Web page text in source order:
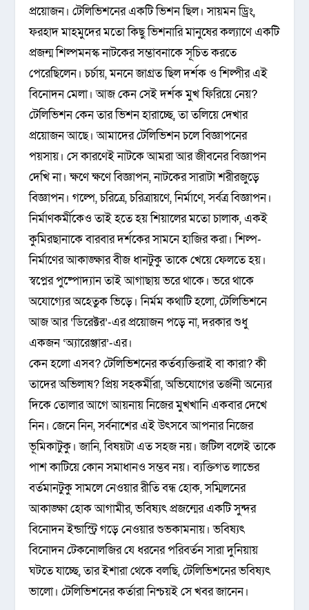
প্রয়োজন। টেলিভিশনের একটি ভিশন ছিল। সায়মন ড্রিং,
ফরহাদ মাহমুদের মতো কিছু ভিশনারি মানুষের কল্যাণে একটি
প্রজন্ম শিল্পমনস্ক নাটকের সম্ভাবনাকে সূচিত করতে
পেরেছিলেন। চর্চায়, মননে জাগ্রত ছিল দর্শক ও শিল্পীর এই
বিনোদন মেলা। আজ কেন সেই দর্শক মুখ ফিরিয়ে নেয়?
টেলিভিশন কেন তার ভিশন হারাচ্ছে, তা তলিয়ে দেখার
প্রয়োজন আছে। আমাদের টেলিভিশন চলে বিজ্ঞাপনের
পয়সায়। সে কারণেই নাটকে আমরা আর জীবনের বিজ্ঞাপন
দেখি না। ক্ষণে ক্ষণে বিজ্ঞাপন, নাটকের সারাটা শরীরজুড়ে
বিজ্ঞাপন। গল্পে, চরিত্রে, চরিত্রায়ণে, নির্মাণে, সর্বত্র বিজ্ঞাপন।
নির্মাণকর্মীকেও তাই হতে হয় শিয়ালের মতো চালাক, একই
কুমিরছানাকে বারবার দর্শকের সামনে হাজির করা। শিল্প-
নির্মাণের আকাঙ্ক্ষার বীজ ধানটুকু তাকে খেয়ে ফেলতে হয়।
স্বপ্নের পুষ্পোদ্যান তাই আগাছায় ভরে থাকে। ভরে থাকে
অযোগ্যের অহেতুক ভিড়ে। নির্মম কথাটি হলো, টেলিভিশনে
আজ আর ‘ডিরেক্টর’-এর প্রয়োজন পড়ে না, দরকার শুধু
একজন ‘অ্যারেঞ্জার’-এর।
কেন হলো এসব? টেলিভিশনের কর্তব্যক্তিরাই বা কারা? কী
তাদের অভিলাষ? প্রিয় সহকর্মীরা, অভিযোগের তর্জনী অন্যের
দিকে তোলার আগে আয়নায় নিজের মুখখানি একবার দেখে
নিন। জেনে নিন, সর্বনাশের এই উৎসবে আপনার নিজের
ভূমিকাটুকু। জানি, বিষয়টা এত সহজ নয়। জটিল বলেই তাকে
পাশ কাটিয়ে কোন সমাধানও সম্ভব নয়। ব্যক্তিগত লাভের
বর্তমানটুকু সামলে নেওয়ার রীতি বন্ধ হোক, সম্মিলনের
আকাঙ্ক্ষা হোক আগামীর, ভবিষ্যৎ প্রজন্মের একটি সুন্দর
বিনোদন ইন্ডাস্ট্রি গড়ে নেওয়ার শুভকামনায়। ভবিষ্যৎ
বিনোদন টেকনোলজির যে ধরনের পরিবর্তন সারা দুনিয়ায়
ঘটতে যাচ্ছে, তার ইশারা থেকে বলছি, টেলিভিশনের ভবিষ্যৎ
ভালো। টেলিভিশনের কর্তারা নিশ্চয়ই সে খবর জানেন।